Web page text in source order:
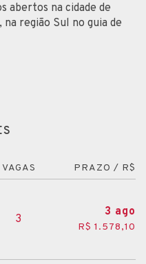
abertos na cidade de
região Sul no guia de
VAGAS PRAZO / R$
3
3 ago
R$ 1.578,10